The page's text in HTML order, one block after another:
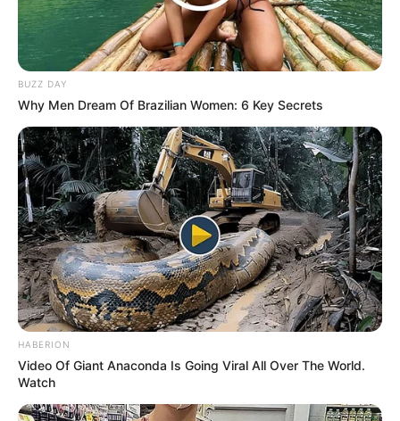
BUZZ DAY
Why Men Dream Of Brazilian Women: 6 Key Secrets
HABERION
Video Of Giant Anaconda Is Going Viral All Over The World.
Watch